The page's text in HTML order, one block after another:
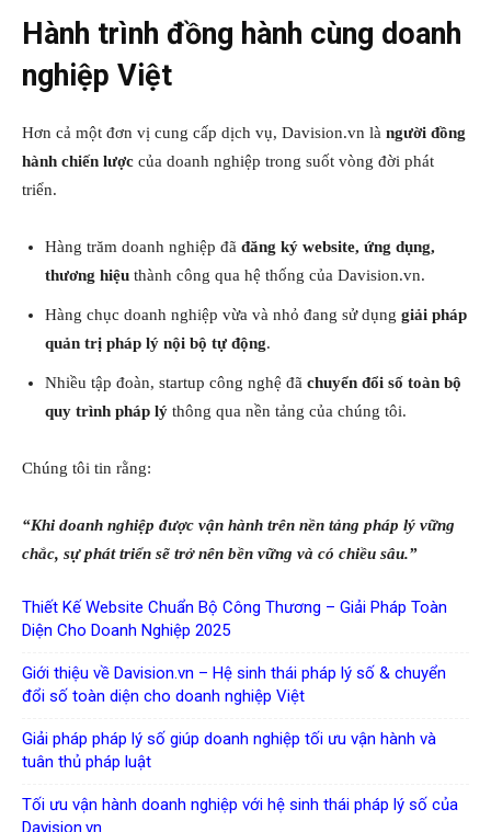
Hành trình đồng hành cùng doanh
nghiệp Việt
Hơn cả một đơn vị cung cấp dịch vụ, Davision.vn là người đồng
hành chiến lược của doanh nghiệp trong suốt vòng đời phát
triển.
Hàng trăm doanh nghiệp đã đăng ký website, ứng dụng,
thương hiệu thành công qua hệ thống của Davision.vn.
Hàng chục doanh nghiệp vừa và nhỏ đang sử dụng giải pháp
quản trị pháp lý nội bộ tự động.
Nhiều tập đoàn, startup công nghệ đã chuyển đổi số toàn bộ
quy trình pháp lý thông qua nền tảng của chúng tôi.
Chúng tôi tin rằng:
“Khi doanh nghiệp được vận hành trên nền tảng pháp lý vững
chắc, sự phát triển sẽ trở nên bền vững và có chiều sâu.”
Thiết Kế Website Chuẩn Bộ Công Thương – Giải Pháp Toàn
Diện Cho Doanh Nghiệp 2025
Giới thiệu về Davision.vn – Hệ sinh thái pháp lý số & chuyển
đổi số toàn diện cho doanh nghiệp Việt
Giải pháp pháp lý số giúp doanh nghiệp tối ưu vận hành và
tuân thủ pháp luật
Tối ưu vận hành doanh nghiệp với hệ sinh thái pháp lý số của
Davision.vn